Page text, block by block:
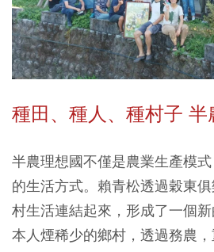
種田、種人、種村子 半
半農理想國不僅是農業生產模
的生活方式。賴青松透過穀東
村生活連結起來，形成了一個
本人煙稀少的鄉村，透過務農